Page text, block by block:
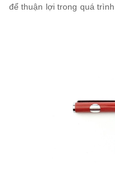
để thuận lợi trong quá